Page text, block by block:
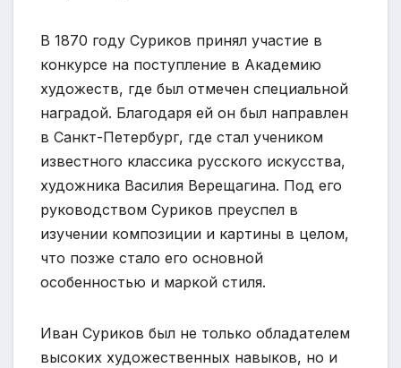
В 1870 году Суриков принял участие в
конкурсе на поступление в Академию
художеств, где был отмечен специальной
наградой. Благодаря ей он был направлен
в Санкт-Петербург, где стал учеником
известного классика русского искусства,
художника Василия Верещагина. Под его
руководством Суриков преуспел в
изучении композиции и картины в целом,
что позже стало его основной
особенностью и маркой стиля.
Иван Суриков был не только обладателем
высоких художественных навыков, но и